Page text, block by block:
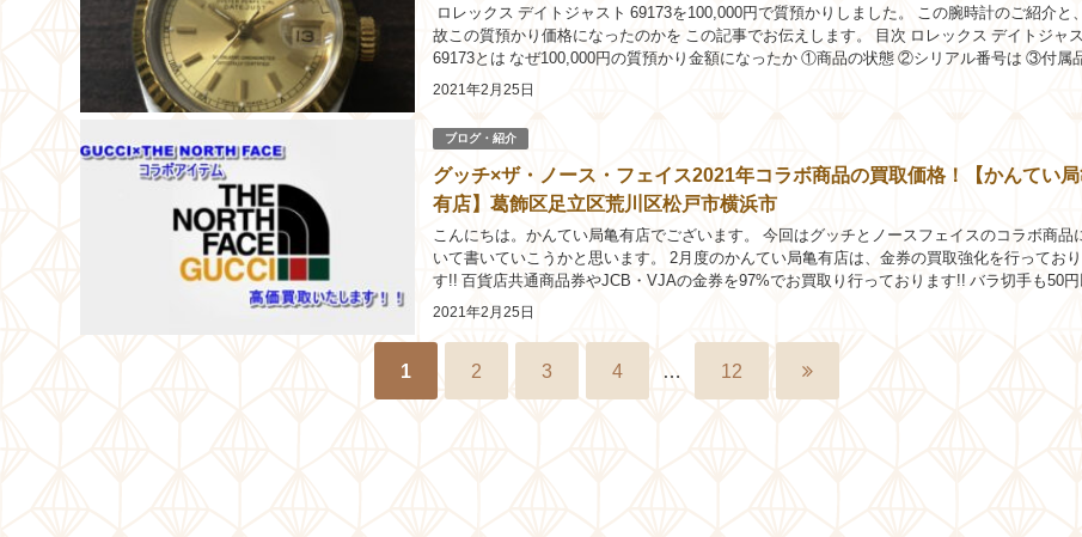
2021年2月25日
ロレックス デイトジャスト 69173を100,000円で質預かりしました。 この腕時計のご紹介と
故この質預かり価格になったのかを この記事でお伝えします。 目次 ロレックス デイトジャ
69173とは なぜ100,000円の質預かり金額になったか ①商品の状態 ②シリアル番号は ③付属品
のランクのロレッ...
ブログ・紹介
グッチ×ザ・ノース・フェイス2021年コラボ商品の買取価格！【かんてい局
有店】葛飾区足立区荒川区松戸市横浜市
2021年2月25日
こんにちは。かんてい局亀有店でございます。 今回はグッチとノースフェイスのコラボ商品
いて書いていこうかと思います。 2月度のかんてい局亀有店は、金券の買取強化を行っており
す!! 百貨店共通商品券やJCB・VJAの金券を97%でお買取り行っております!! バラ切手も50円
の額面なら1枚60%の買取。 テレホンカ...
1 2 3 4 12